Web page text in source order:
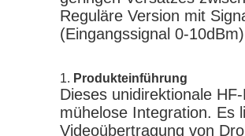
Reguläre Version mit
(Eingangssignal 0-
1. Produkteinführung
Dieses unidirektionale
mühelose Integration. Es
Videoübertragung von